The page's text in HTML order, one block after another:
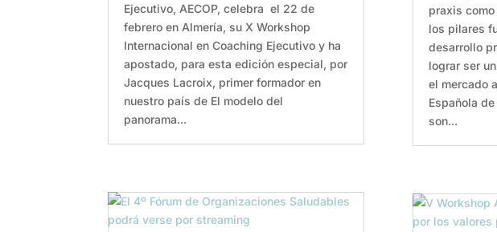
Ejecutivo, AECOP, celebra el 22 de
febrero en Almería, su X Workshop
Internacional en Coaching Ejecutivo y ha
apostado, para esta edición especial, por
Jacques Lacroix, primer formador en
nuestro país de El modelo del
panorama...
praxis
los pilares
desarrollo
lograr ser
el mercado
Española
son...